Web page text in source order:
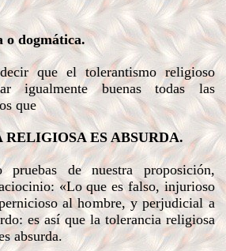
o dogmática.
que el tolerantismo religioso
igualmente buenas todas las
que
ES ABSURDA.
de nuestra proposición,
«Lo que es falso, injurioso
al hombre, y perjudicial a
es así que la tolerancia religiosa
absurda.